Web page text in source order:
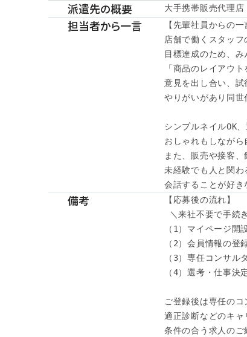
派遣先の概要 大手携帯販売代理店
担当者から一言
【先輩社員からの一
店舗で働くスタッ
目標達成のため、
「商品のレイアウ
意見を出し合い、
やりがいがあり同世
シンプルネイルOK
おしゃれもしながら
また、販売や接客
未経験でも人と関わ
会話することが好
備考
【応募後の流れ】
＼来社不要で手続
（1）マイページ開
（2）会員情報の登
（3）専任コンサル
（4）選考・仕事決
ご登録後は専任のコ
適正診断などのキャ
条件の合う求人のご